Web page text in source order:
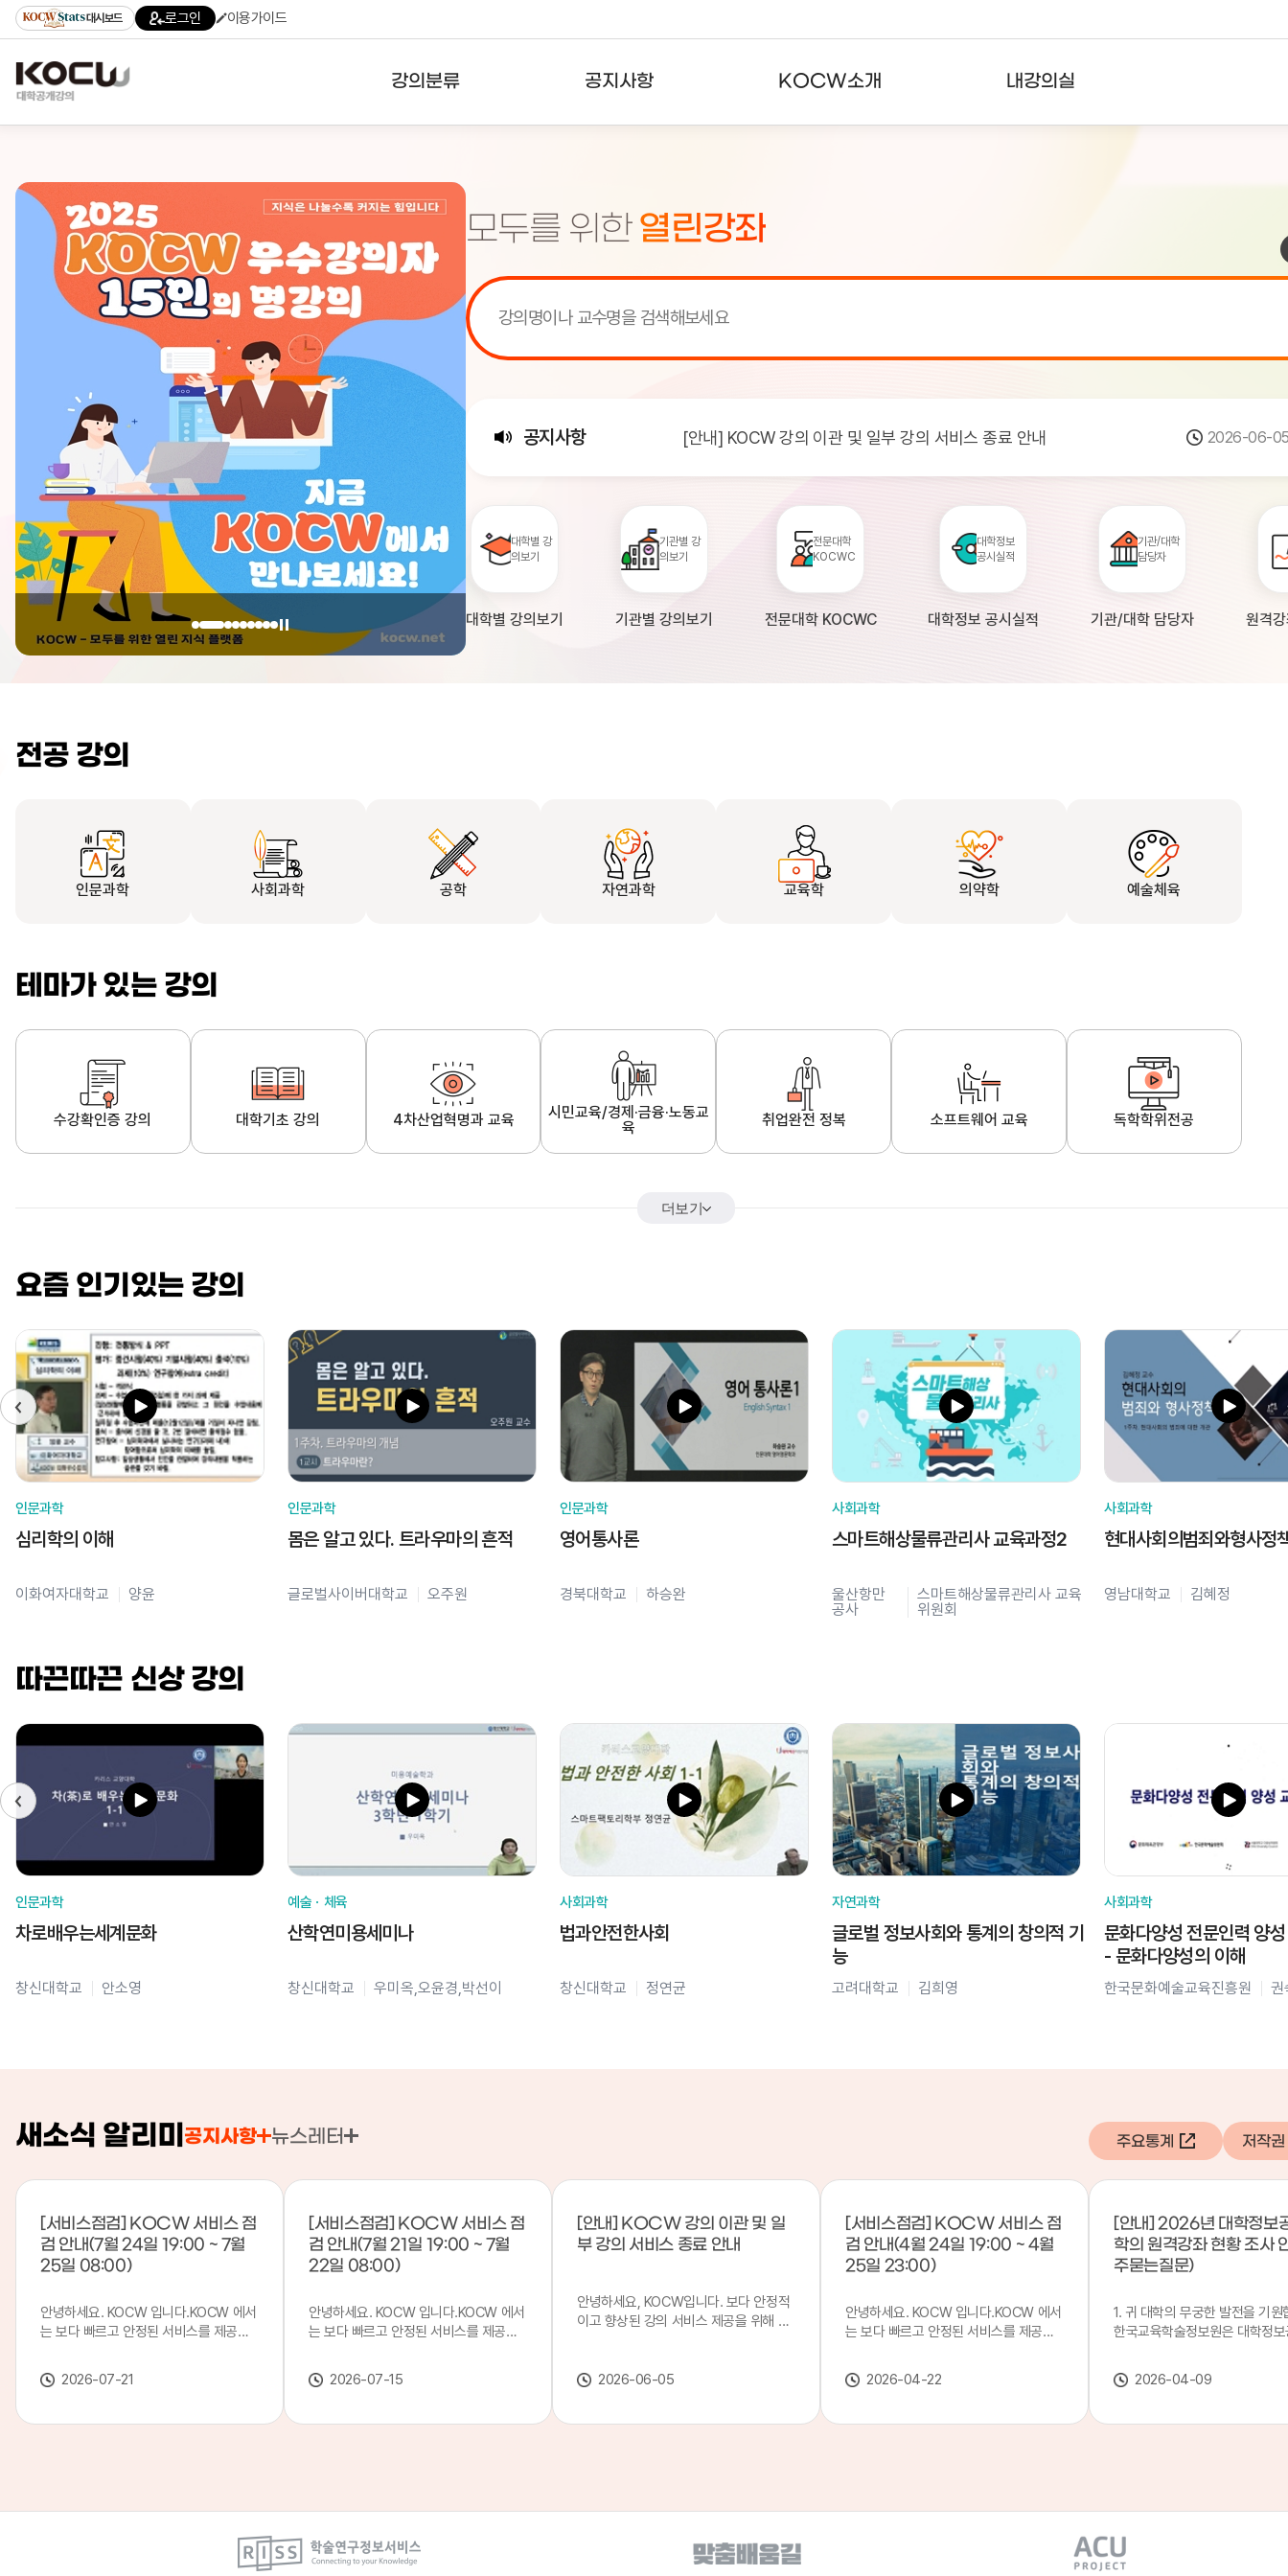
대시보드 로그인 이용가이드
강의분류
기관강의
테마강의
공지사항
주요통계현황
KOCW소개 내강의실
모두를 위한 열린강좌
공지사항
[서비스점검] KOCW 서비스 점검 안내(7월 24일 19:00 ~ 7월... 2026-07-
[안내] KOCW 강의 이관 및 일부 강의 서비스 종료 안내 2026-06-
[안내] 2026년 대학정보공시 대학의 원격강좌 현황 조사 안내(자주묻... 2026-04-
대학별 강
의보기
대학별 강의보기
기관별 강
의보기
기관별 강의보기
전문대학
KOCWC
전문대학 KOCWC
대학정보
공시실적
대학정보 공시실적
기관/대학
담당자
기관/대학 담당자 원격
전공 강의
인문과학 사회과학 공학 자연과학 교육학 의약학 예술체육
테마가 있는 강의
수강확인증 강의 대학기초 강의 4차산업혁명과 교육
시민교육/경제·금융·노동교
육
취업완전 정복 소프트웨어 교육 독학학위전공
더보기
요즘 인기있는 강의
인문과학
심리학의 이해
이화여자대학교 양윤
인문과학
몸은 알고 있다. 트라우마의 흔적
글로벌사이버대학교 오주원
인문과학
영어통사론
경북대학교 하승완
사회과학
스마트해상물류관리사 교육과정2
울산항만
공사
스마트해상물류관리사 교육
위원회
사회과학
현대사회의범죄와형사정
영남대학교 김혜정
따끈따끈 신상 강의
인문과학
차로배우는세계문화
창신대학교 안소영
예술ㆍ체육
산학연미용세미나
창신대학교 우미옥,오윤경,박선이
사회과학
법과안전한사회
창신대학교 정연균
자연과학
글로벌 정보사회와 통계의 창의적 기
능
고려대학교 김희영
사회과학
문화다양성 전문인력 양
- 문화다양성의 이해
한국문화예술교육진흥원 권
새소식 알리미 공지사항 뉴스레터
[서비스점검] KOCW 서비스 점
검 안내(7월 24일 19:00 ~ 7월
25일 08:00)
안녕하세요. KOCW 입니다.KOCW 에서
는 보다 빠르고 안정된 서비스를 제공하
합니다.※ 서비스 점검 작업 일시 : 7월
24일(금) 19:00 ~ 7월 25일(토) 08:00
안 서비스가 일시 중지될 수 있으니, 이
2026-07-21
[서비스점검] KOCW 서비스 점
검 안내(7월 21일 19:00 ~ 7월
22일 08:00)
안녕하세요. KOCW 입니다.KOCW 에서
는 보다 빠르고 안정된 서비스를 제공하
합니다.※ 서비스 점검 작업 일시 : 7월 21
일(화) 19:00 ~ 7월 22일(수) 08:00이
서비스가일시 중지될 수 있으니, 이 점 양
2026-07-15
[안내] KOCW 강의 이관 및 일
부 강의 서비스 종료 안내
안녕하세요, KOCW입니다. 보다 안정적
이고 향상된 강의 서비스 제공을 위해 강
스가 종료될 예정이오니, 이용에 참고하
종료 강의 안내 이관 작업으로 인해 일부
었습니다. 서비스 종료 강의 목록은 아래
링크에서 확인하실 수 있습니다. → 서비
2026-06-05
[서비스점검] KOCW 서비스 점
검 안내(4월 24일 19:00 ~ 4월
25일 23:00)
안녕하세요. KOCW 입니다.KOCW 에서
는 보다 빠르고 안정된 서비스를 제공하
합니다.※ 서비스 점검 작업 일시 : 4월
24일(금) 19:00 ~ 4월 25일(토) 23:00
안 일시중지될 예정이오니, 이 점 양해하
2026-04-22
[안내] 2026년 대학정보
학의 원격강좌 현황 조사
주묻는질문)
1. 귀 대학의 무궁한 발전을 기원
한국교육학술정보원은 대학정
본 조사는 2025. 3. 1~2026. 2.
에 운영된 원격강좌(이러닝) 현
강좌(12-바)'에 데이터를 연계할
인시 캠퍼스인 경우 해당 캠퍼스
있는 기관명을 선택하시면 됩니
2026-04-09
주요통계 저작